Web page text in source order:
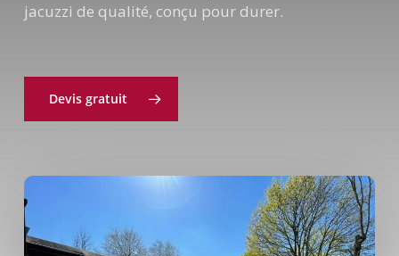
jacuzzi de qualité, conçu pour durer.
Devis gratuit